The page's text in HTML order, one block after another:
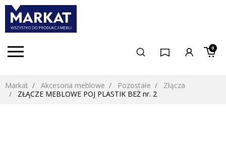
0
Markat Akcesoria meblowe Pozostałe
Złącza
ZŁĄCZE MEBLOWE POJ PLASTIK BEŻ nr. 2